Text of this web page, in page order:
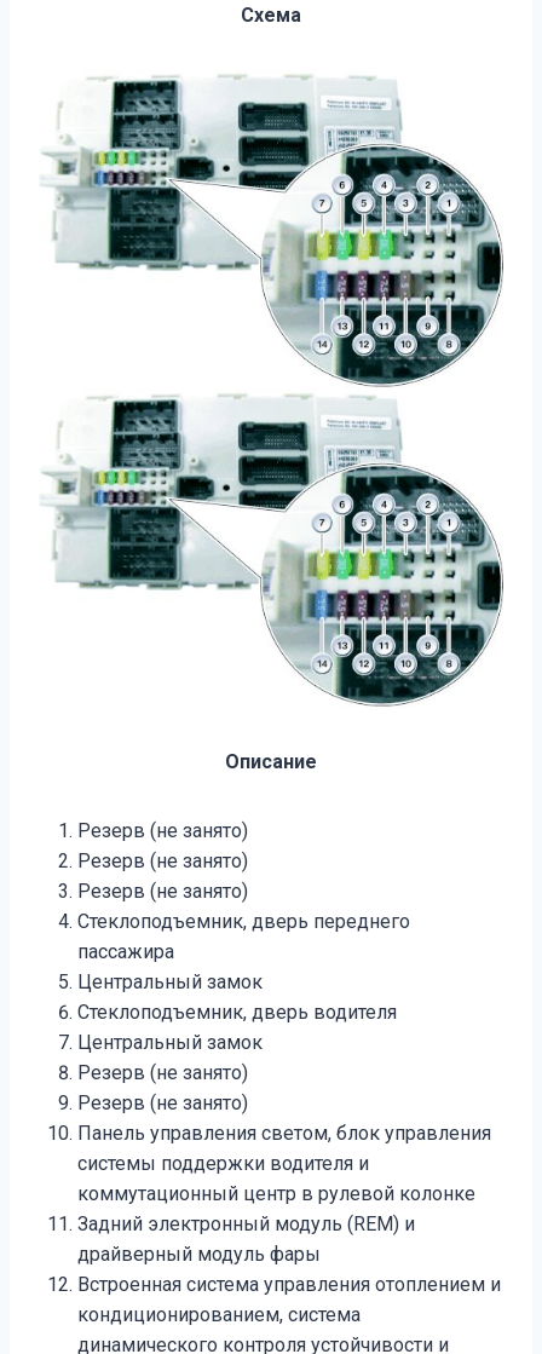
Схема
Описание
Резерв (не занято)
Резерв (не занято)
Резерв (не занято)
Стеклоподъемник, дверь переднего
пассажира
Центральный замок
Стеклоподъемник, дверь водителя
Центральный замок
Резерв (не занято)
Резерв (не занято)
Панель управления светом, блок управления
системы поддержки водителя и
коммутационный центр в рулевой колонке
Задний электронный модуль (REM) и
драйверный модуль фары
Встроенная система управления отоплением и
кондиционированием, система
динамического контроля устойчивости и